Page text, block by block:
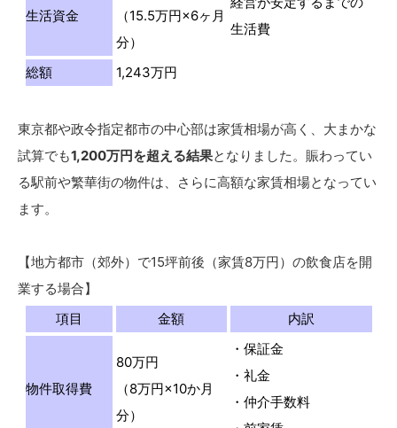
生活資金
（15.5万円×6ヶ月
分）
生活費
総額 1,243万円
東京都や政令指定都市の中心部は家賃相場が高く、大まかな
試算でも1,200万円を超える結果となりました。賑わってい
る駅前や繁華街の物件は、さらに高額な家賃相場となってい
ます。
【地方都市（郊外）で15坪前後（家賃8万円）の飲食店を開
業する場合】
項目
金額 内訳
物件取得費
80万円
（8万円×10か月
分）
・保証金
・礼金
・仲介手数料